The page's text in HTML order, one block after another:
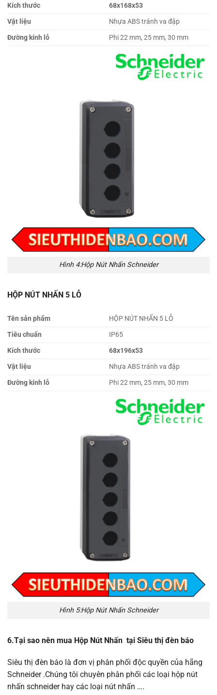
Kích thước
68x168x53
Vật liệu
Nhựa ABS tránh va đập
Đường kính lỗ
Phi 22 mm, 25 mm, 30 mm
Hình 4:Hộp Nút Nhấn Schneider
HỘP NÚT NHẤN 5 LỖ
Tên sản phẩm
HỘP NÚT NHẤN 5 LỖ
Tiêu chuẩn
IP65
Kích thước
68x196x53
Vật liệu
Nhựa ABS tránh va đập
Đường kính lỗ
Phi 22 mm, 25 mm, 30 mm
Hình 5:Hộp Nút Nhấn Schneider
6.Tại sao nên mua Hộp Nút Nhấn tại Siêu thị đèn báo
Siêu thị đèn báo là đơn vị phân phối độc quyền của hãng
Schneider .Chúng tôi chuyên phân phối các loại hộp nút
nhấn schneider hay các loại nút nhấn ….